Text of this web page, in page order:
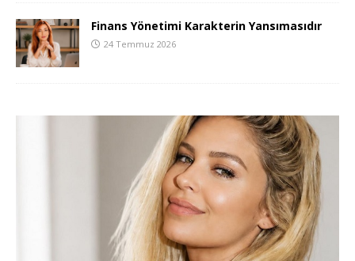
Finans Yönetimi Karakterin Yansımasıdır
24 Temmuz 2026